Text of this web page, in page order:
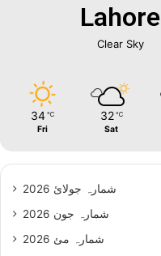
Lahore
Clear Sky
34 ℃
Fri
32 ℃
Sat
شمارہ جولائ 2026
شمارہ جون 2026
شمارہ مئ 2026